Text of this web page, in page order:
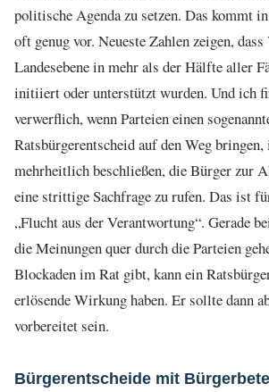
politische Agenda zu setzen. Das kommt
oft genug vor. Neueste Zahlen zeigen,
Landesebene in mehr als der Hälfte aller
initiiert oder unterstützt wurden. Und ich
verwerflich, wenn Parteien einen
Ratsbürgerentscheid auf den Weg
mehrheitlich beschließen, die Bürger zur
eine strittige Sachfrage zu rufen. Das ist
„Flucht aus der Verantwortung“. Gerade
die Meinungen quer durch die Parteien
Blockaden im Rat gibt, kann ein
erlösende Wirkung haben. Er sollte dann
vorbereitet sein.
Bürgerentscheide mit